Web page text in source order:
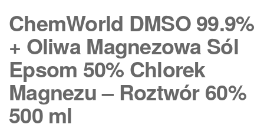
ChemWorld DMSO 99.9%
+ Oliwa Magnezowa Sól
Epsom 50% Chlorek
Magnezu – Roztwór 60%
500 ml